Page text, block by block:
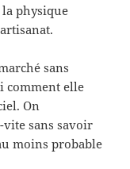
physique
sans
comment elle
On
vite sans savoir
moins probable